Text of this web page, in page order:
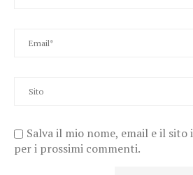
Salva il mio nome, email e il
per i prossimi commenti.